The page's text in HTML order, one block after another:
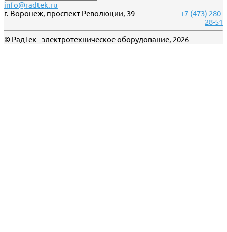
info@radtek.ru
г. Воронеж, проспект Революции, 39
+7 (473) 280-
28-51
© РадТек - электротехническое оборудование, 2026